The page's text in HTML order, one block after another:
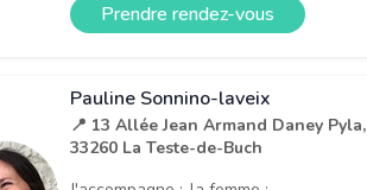
Prendre rendez-vous
Pauline Sonnino-laveix
📍 13 Allée Jean Armand Daney Pyla,
33260 La Teste-de-Buch